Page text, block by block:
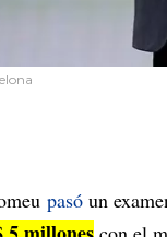
pasó un